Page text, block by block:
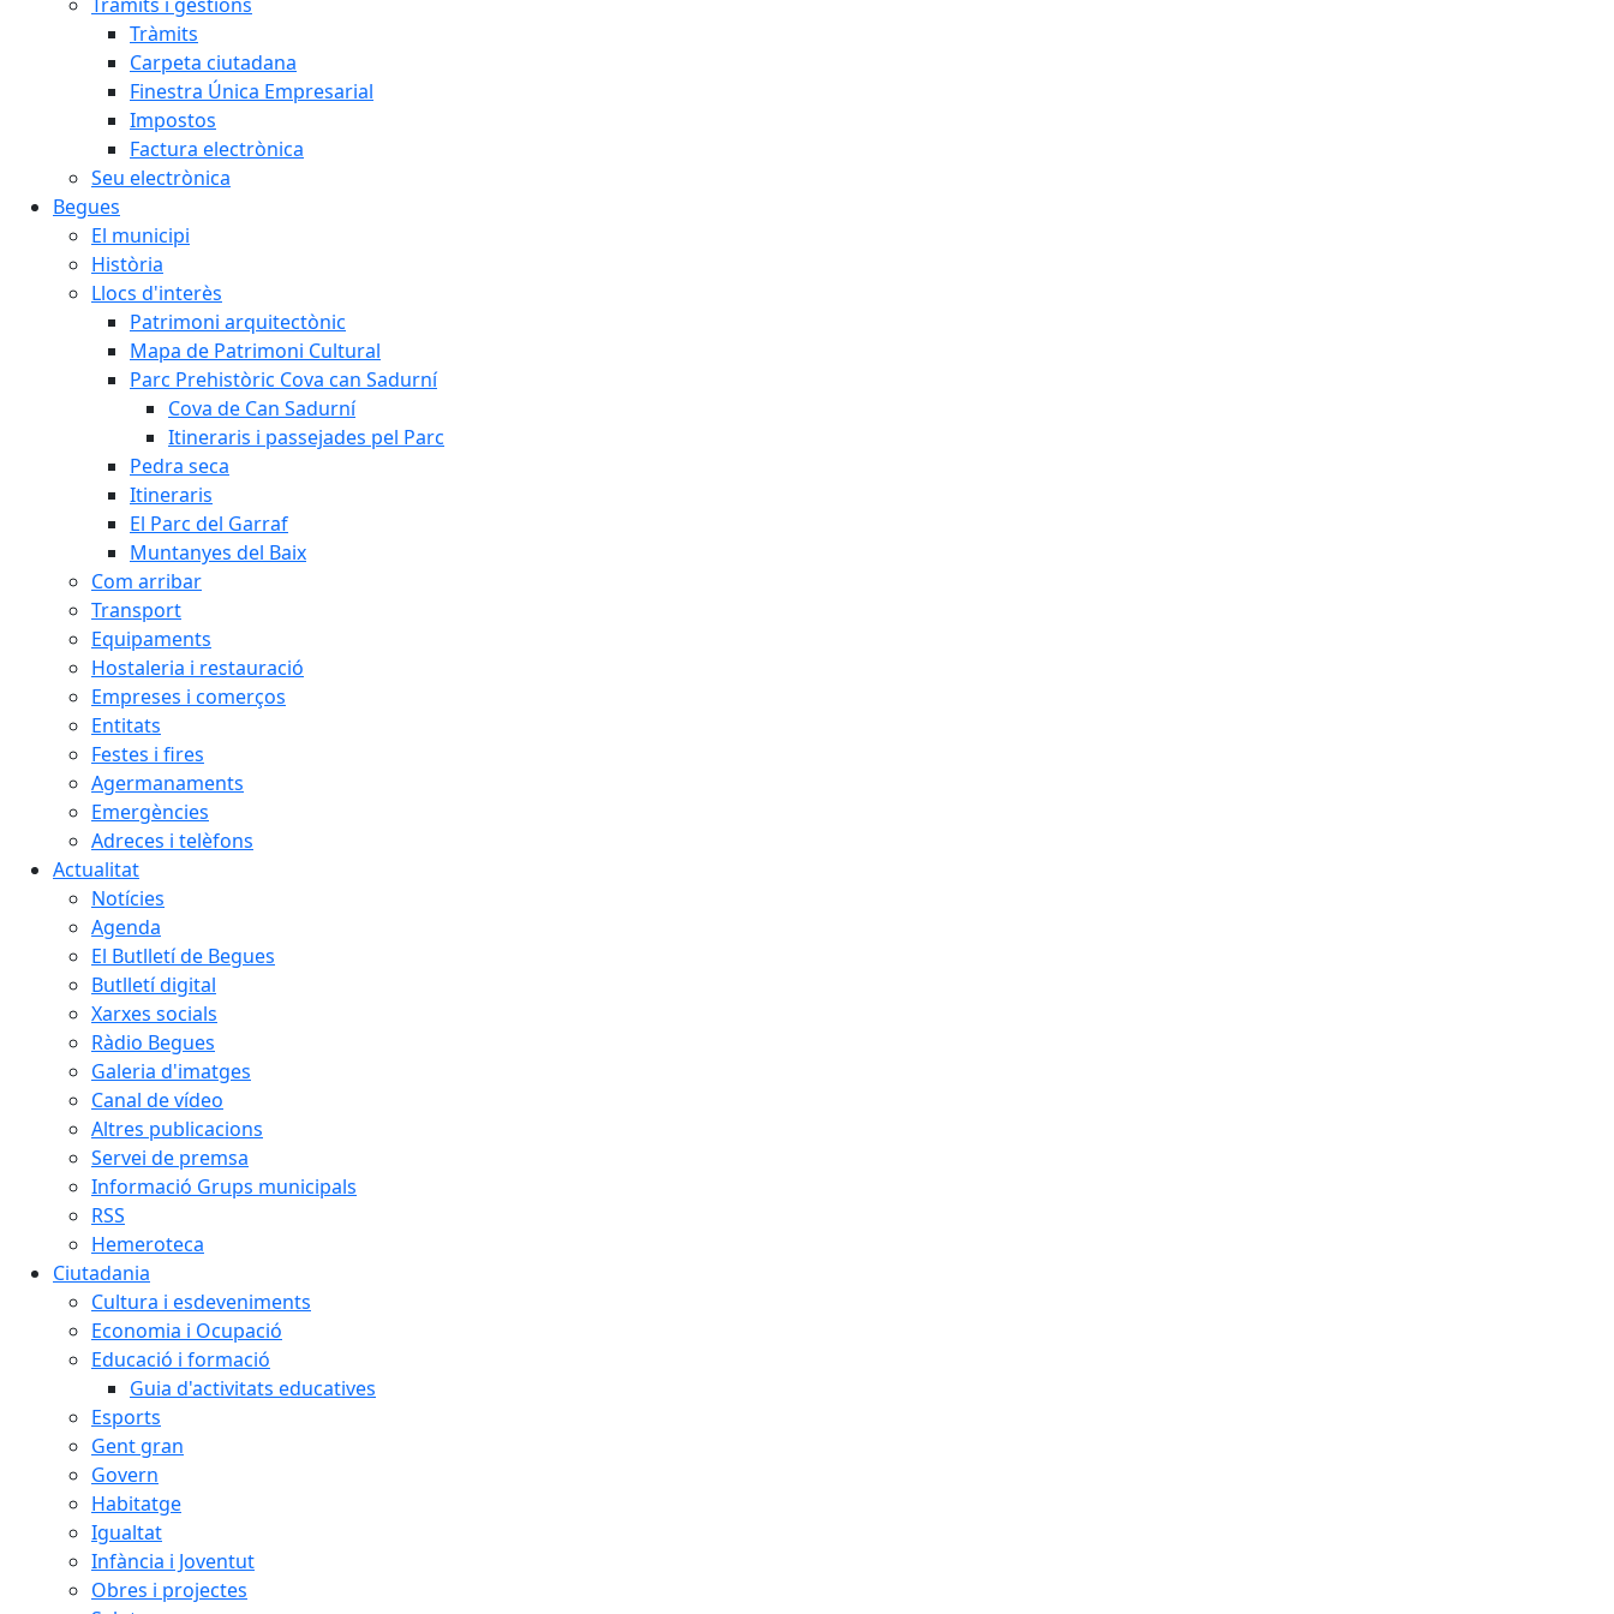
Tràmits
Carpeta ciutadana
Finestra Única Empresarial
Impostos
Factura electrònica
Seu electrònica
Begues
El municipi
Història
Llocs d'interès
Patrimoni arquitectònic
Mapa de Patrimoni Cultural
Parc Prehistòric Cova can Sadurní
Cova de Can Sadurní
Itineraris i passejades pel Parc
Pedra seca
Itineraris
El Parc del Garraf
Muntanyes del Baix
Com arribar
Transport
Equipaments
Hostaleria i restauració
Empreses i comerços
Entitats
Festes i fires
Agermanaments
Emergències
Adreces i telèfons
Actualitat
Notícies
Agenda
El Butlletí de Begues
Butlletí digital
Xarxes socials
Ràdio Begues
Galeria d'imatges
Canal de vídeo
Altres publicacions
Servei de premsa
Informació Grups municipals
RSS
Hemeroteca
Ciutadania
Cultura i esdeveniments
Economia i Ocupació
Educació i formació
Guia d'activitats educatives
Esports
Gent gran
Govern
Habitatge
Igualtat
Infància i Joventut
Obres i projectes